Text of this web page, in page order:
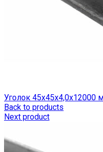
Уголок 45х45х4,0х12000
Back to products
Next product